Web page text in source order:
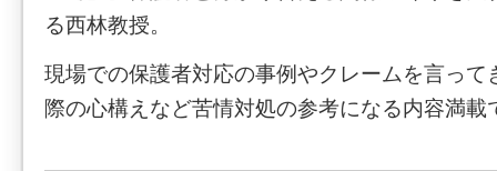
る西林教授。
現場での保護者対応の事例やクレームを言って
際の心構えなど苦情対処の参考になる内容満載